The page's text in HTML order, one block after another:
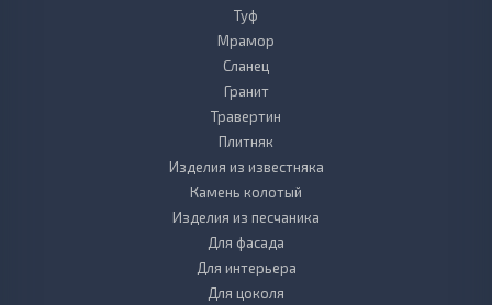
Туф
Мрамор
Сланец
Гранит
Травертин
Плитняк
Изделия из известняка
Камень колотый
Изделия из песчаника
Для фасада
Для интерьера
Для цоколя